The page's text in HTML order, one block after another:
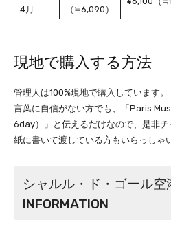
4月
（≒6,090）
現地で購入する方法
管理人は100%現地で購入しています。
言葉に自信がない方でも、「Paris
6day）」と伝えるだけなので、是非チ
紙に書いて渡している方もいらっしゃ
シャルル・ド・ゴール空
INFORMATION